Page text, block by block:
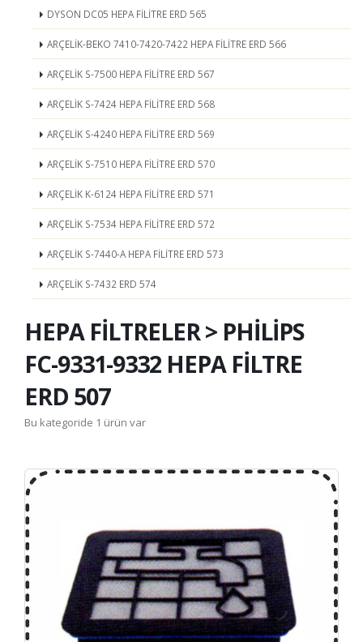
DYSON DC05 HEPA FİLİTRE ERD 565
ARÇELİK-BEKO 7410-7420-7422 HEPA FİLİTRE ERD 566
ARÇELİK S-7500 HEPA FİLİTRE ERD 567
ARÇELİK S-7424 HEPA FİLİTRE ERD 568
ARÇELİK S-4240 HEPA FİLİTRE ERD 569
ARÇELİK S-7510 HEPA FİLİTRE ERD 570
ARÇELİK K-6124 HEPA FİLİTRE ERD 571
ARÇELİK S-7534 HEPA FİLİTRE ERD 572
ARÇELİK S-7440-A HEPA FİLİTRE ERD 573
ARÇELİK S-7432 ERD 574
HEPA FİLTRELER > PHİLİPS
FC-9331-9332 HEPA FİLTRE
ERD 507
Bu kategoride 1 ürün var